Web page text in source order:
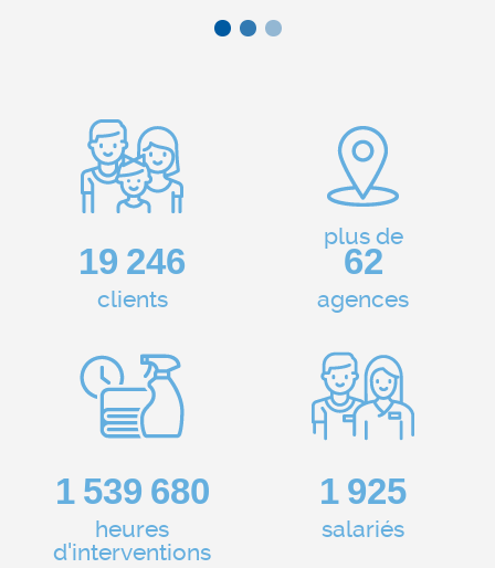
23 614
clients
plus de
76
agences
1 889 080
heures
d'interventions
2 362
salariés